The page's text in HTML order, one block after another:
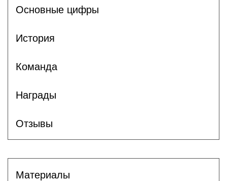
Основные цифры
История
Команда
Награды
Отзывы
Материалы